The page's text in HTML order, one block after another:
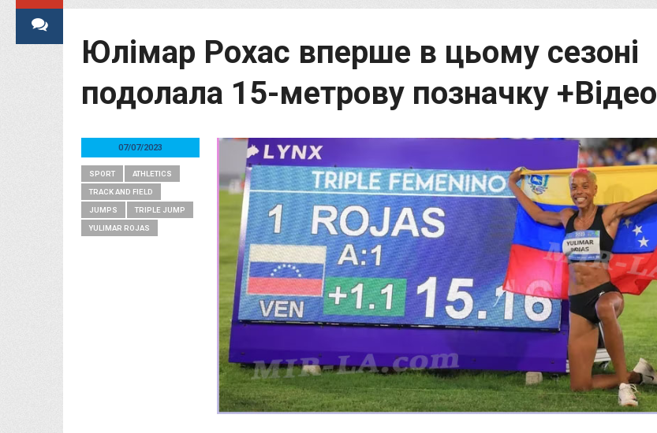
Юлімар Рохас вперше в цьому сезоні
подолала 15-метрову позначку +Відео
07/07/2023
SPORT ATHLETICS
TRACK AND FIELD
JUMPS TRIPLE JUMP
YULIMAR ROJAS